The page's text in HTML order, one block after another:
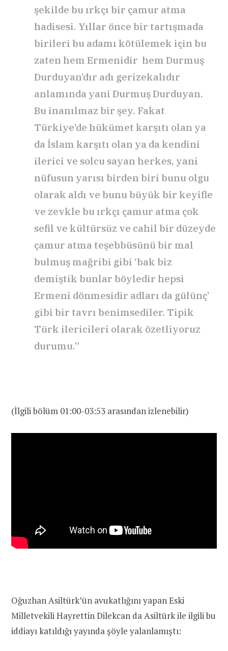
şekilde bu ırkçı bir çamur atma
hadisesi. Yıllar önce bir tartışmada
birileri bu adamı kötülemek için bu
zaten hem Ermenidir hem Durmuş
Durduyan’dır adı gerizekalıdır
anlamında yani Durmuş Durduyan.
Bu inanılmaz bir şey. Fakat
Türkiye’de hükümet karşıtı olan ya
da İslam karşıtı olan ya da kendini
ilerici ve solcu sayan herkes, yani
nüfusun yarısı birden biri bunu olgu
olarak aldı ve bunu büyük bir keyifle
ve zevkle bu ırkçı çamur atma çok
sefil ve kültürsüz ve cahil bir düzeyde
çamur atma teşebbüsünü bir mal
bulmuş mağribi gibi ‘bak biz
demiştik bunlar böyledir hepsi
Ermeni dönmesidir adları da gülünç’
gibi bir tavrı benimsediler. Tipik
Türk ilericileri olarak özetliyoruz
durumu.”
(İlgili bölüm 01:00-03:53 arasından izlenebilir)
Oğuzhan Asiltürk’ün avukatlığını yapan Eski
Milletvekili Hayrettin Dilekcan da Asiltürk ile ilgili bu
iddiayı katıldığı yayında şöyle yalanlamıştı: